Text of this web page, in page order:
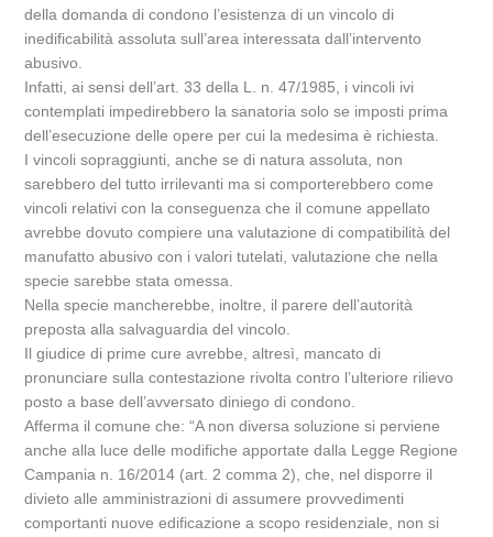
della domanda di condono l’esistenza di un vincolo di
inedificabilità assoluta sull’area interessata dall’intervento
abusivo.
Infatti, ai sensi dell’art. 33 della L. n. 47/1985, i vincoli ivi
contemplati impedirebbero la sanatoria solo se imposti prima
dell’esecuzione delle opere per cui la medesima è richiesta.
I vincoli sopraggiunti, anche se di natura assoluta, non
sarebbero del tutto irrilevanti ma si comporterebbero come
vincoli relativi con la conseguenza che il comune appellato
avrebbe dovuto compiere una valutazione di compatibilità del
manufatto abusivo con i valori tutelati, valutazione che nella
specie sarebbe stata omessa.
Nella specie mancherebbe, inoltre, il parere dell’autorità
preposta alla salvaguardia del vincolo.
Il giudice di prime cure avrebbe, altresì, mancato di
pronunciare sulla contestazione rivolta contro l’ulteriore rilievo
posto a base dell’avversato diniego di condono.
Afferma il comune che: “A non diversa soluzione si perviene
anche alla luce delle modifiche apportate dalla Legge Regione
Campania n. 16/2014 (art. 2 comma 2), che, nel disporre il
divieto alle amministrazioni di assumere provvedimenti
comportanti nuove edificazione a scopo residenziale, non si